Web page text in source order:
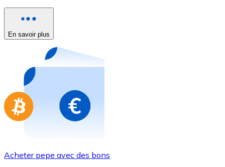
Acheter avec carte
Nouveau
Achetez des cartes-cadeaux de vos marques
Aller à la boutique de cartes-cadeaux
En savoir plus
Acheter pepe avec des bons